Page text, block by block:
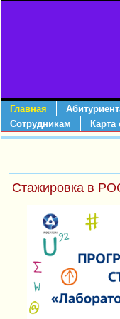
Главная
Сотрудникам
Карта
Стажировка в